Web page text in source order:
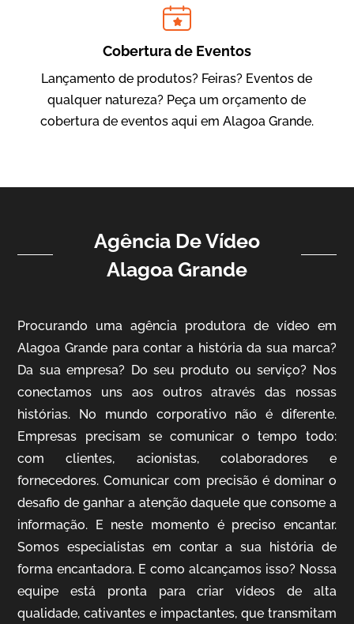
IBCC
Vídeo Institucional
Vídeo Institucional
IQVIA
Cobertura de Eventos
Cobertura de Eventos
Lançamento de produtos? Feiras? Eventos de
qualquer natureza? Peça um orçamento de
cobertura de eventos aqui em Alagoa Grande.
Agência De Vídeo
Alagoa Grande
Procurando uma agência produtora de vídeo em
Alagoa Grande para contar a história da sua marca?
Da sua empresa? Do seu produto ou serviço? Nos
conectamos uns aos outros através das nossas
histórias. No mundo corporativo não é diferente.
Empresas precisam se comunicar o tempo todo:
com clientes, acionistas, colaboradores e
fornecedores. Comunicar com precisão é dominar o
desafio de ganhar a atenção daquele que consome a
informação. E neste momento é preciso encantar.
Somos especialistas em contar a sua história de
forma encantadora. E como alcançamos isso? Nossa
equipe está pronta para criar vídeos de alta
qualidade, cativantes e impactantes, que transmitam